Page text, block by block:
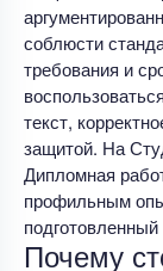
соблюсти
требования и
текст,
защитой. На
Дипломная
профильным
Почему